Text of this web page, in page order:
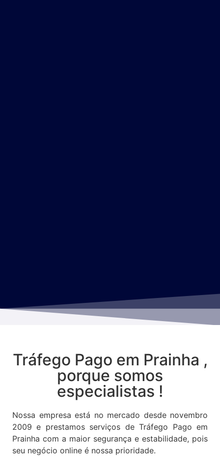
Tráfego Pago em Prainha ,
porque somos
especialistas !
Nossa empresa está no mercado desde novembro
2009 e prestamos serviços de Tráfego Pago em
Prainha com a maior segurança e estabilidade, pois
seu negócio online é nossa prioridade.